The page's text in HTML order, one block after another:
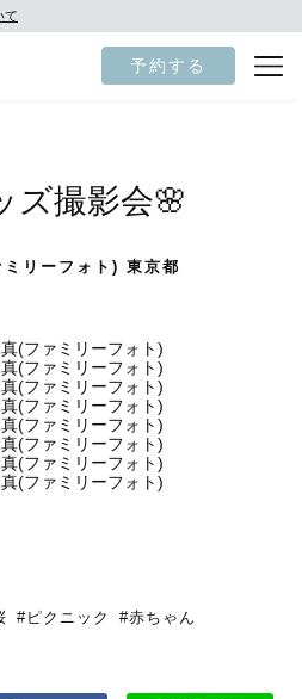
て
予約する
ズ撮影会🌸
リーフォト) 東京都
#ピクニック
#赤ちゃん